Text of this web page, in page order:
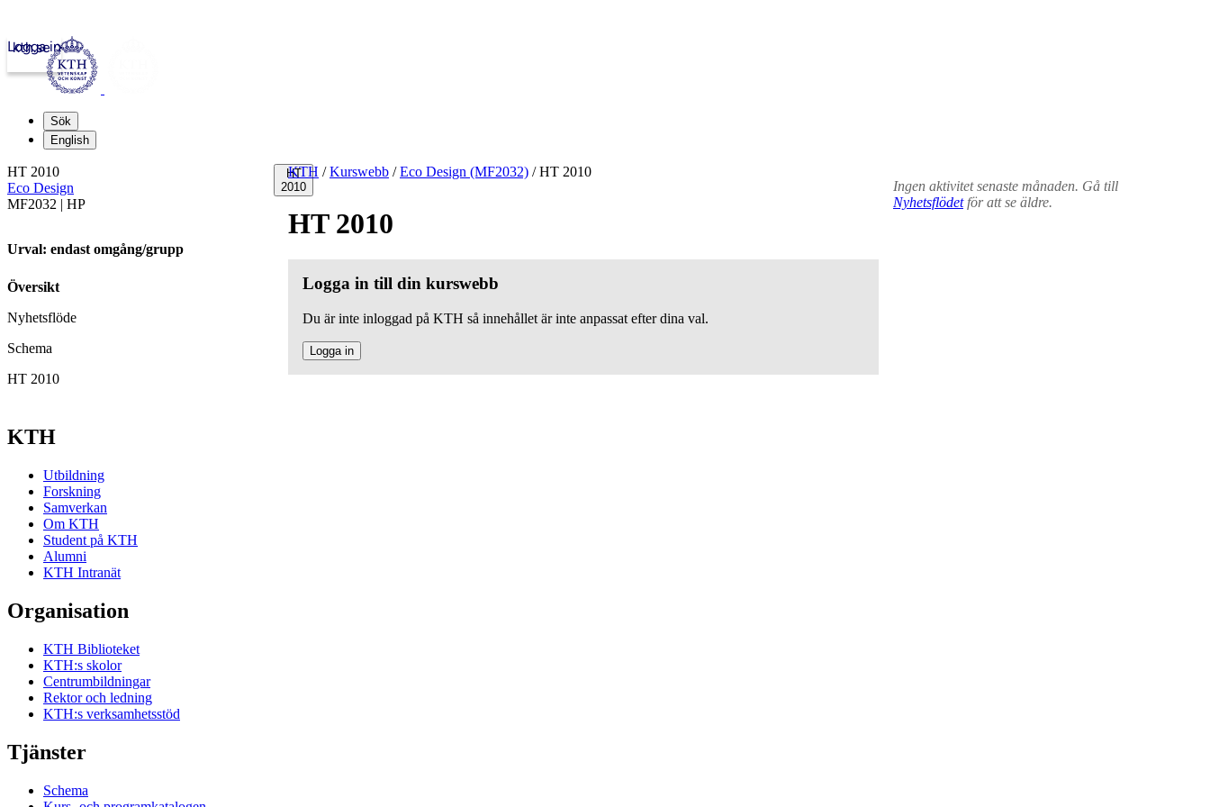
kth.se
Logga in
Sök
English
HT
2010
KTH / Kurswebb / Eco Design (MF2032) /HT 2010
HT 2010
Logga in till din kurswebb
Du är inte inloggad på KTH så innehållet är inte anpassat efter dina val.
Logga in
Ingen aktivitet senaste månaden. Gå till
Nyhetsflödetför att se äldre.
HT 2010
Eco Design
MF2032 | HP
Urval: endast omgång/grupp
Översikt
Nyhetsflöde
Schema
HT 2010
KTH
Utbildning
Forskning
Samverkan
Om KTH
Student på KTH
Alumni
KTH Intranät
Organisation
KTH Biblioteket
KTH:s skolor
Centrumbildningar
Rektor och ledning
KTH:s verksamhetsstöd
Tjänster
Schema